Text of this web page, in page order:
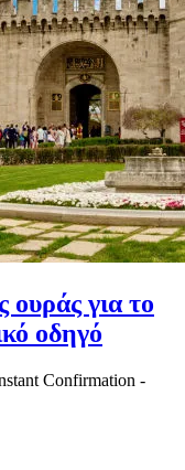
ουράς για το
οδηγό
Confirmation -